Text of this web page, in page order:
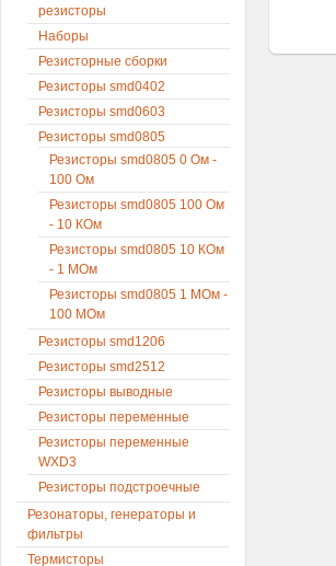
резисторы
Наборы
Резисторные сборки
Резисторы smd0402
Резисторы smd0603
Резисторы smd0805
Резисторы smd0805 0 Ом -
100 Ом
Резисторы smd0805 100 Ом
- 10 КОм
Резисторы smd0805 10 КОм
- 1 МОм
Резисторы smd0805 1 МОм -
100 МОм
Резисторы smd1206
Резисторы smd2512
Резисторы выводные
Резисторы переменные
Резисторы переменные
WXD3
Резисторы подстроечные
Резонаторы, генераторы и
фильтры
Термисторы